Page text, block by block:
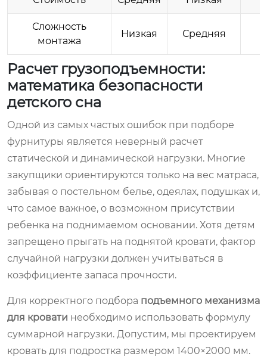
Сложность
монтажа
Низкая Средняя
Расчет грузоподъемности:
математика безопасности
детского сна
Одной из самых частых ошибок при подборе
фурнитуры является неверный расчет
статической и динамической нагрузки. Многие
закупщики ориентируются только на вес матраса,
забывая о постельном белье, одеялах, подушках и,
что самое важное, о возможном присутствии
ребенка на поднимаемом основании. Хотя детям
запрещено прыгать на поднятой кровати, фактор
случайной нагрузки должен учитываться в
коэффициенте запаса прочности.
Для корректного подбора подъемного механизма
для кровати необходимо использовать формулу
суммарной нагрузки. Допустим, мы проектируем
кровать для подростка размером 1400×2000 мм.